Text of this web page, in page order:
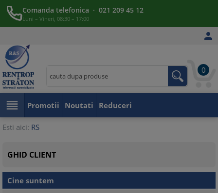
Comanda telefonica · 021 209 45 12
Luni – Vineri, 08:30 – 17:00

0
 Promotii Noutati Reduceri
Esti aici: RS
GHID CLIENT
Cine suntem